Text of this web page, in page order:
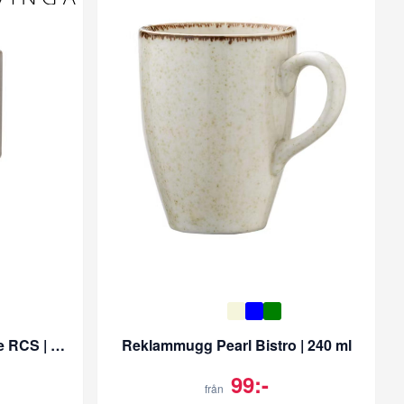
Reklammugg Nagano Pure RCS | 300 ml Reklammugg Pearl Bistro | 240 ml
från 99:-